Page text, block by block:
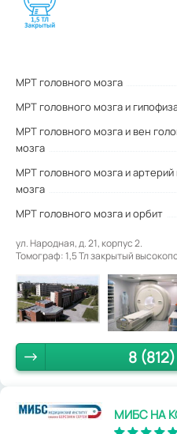
МРТ головного мозга
МРТ головного мозга и
МРТ головного мозга и вен
мозга
МРТ головного мозга и артерий
мозга
МРТ головного мозга и орбит
ул. Народная, д. 21, корпус 2.
Томограф: 1,5 Тл закрытый
8
МИБС НА